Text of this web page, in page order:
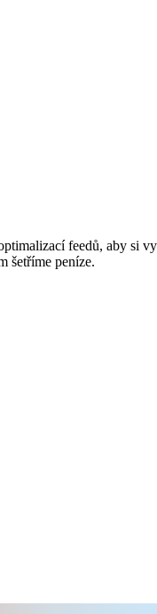
feedů, aby si
šetříme peníze.